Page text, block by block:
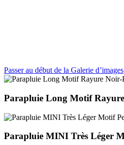
Passer au début de la Galerie d’images
Parapluie Long Motif
Parapluie MINI Très Léger